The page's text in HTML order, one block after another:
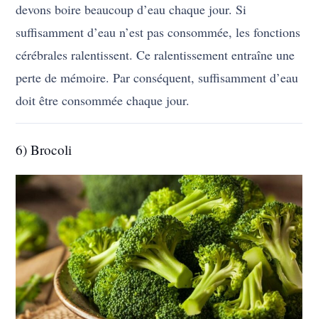
devons boire beaucoup d’eau chaque jour. Si
suffisamment d’eau n’est pas consommée, les fonctions
cérébrales ralentissent. Ce ralentissement entraîne une
perte de mémoire. Par conséquent, suffisamment d’eau
doit être consommée chaque jour.
6) Brocoli